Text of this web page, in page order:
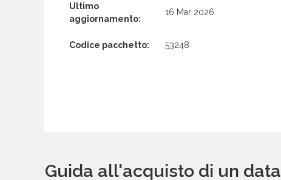
Ultimo
aggiornamento:
16 Mar 2026
Codice pacchetto: 53248
Guida all'acquisto di un